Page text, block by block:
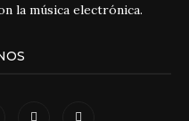
la música electrónica.